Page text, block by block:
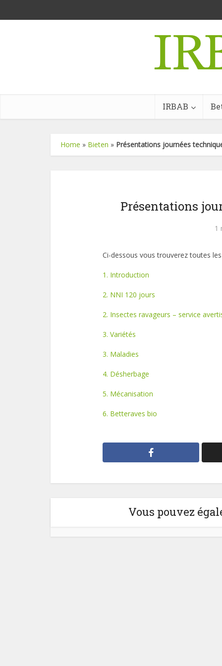
IRBAB
Home » Bieten » Présentations journées
Présentations
1
Ci-dessous vous trouverez toutes
1. Introduction
2. NNI 120 jours
2. Insectes ravageurs – service
3. Variétés
3. Maladies
4. Désherbage
5. Mécanisation
6. Betteraves bio
Vous pouvez